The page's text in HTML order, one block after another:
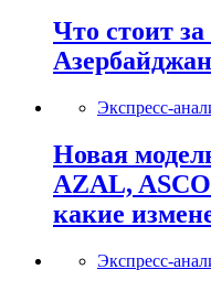
Что стоит
Экспресс-
Новая
AZAL,
какие
Экспресс-